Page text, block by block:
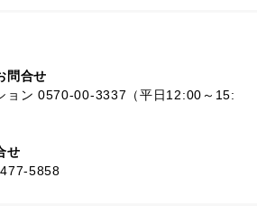
問合せ
ョン 0570-00-3337（平日12:00～15:
せ
5858